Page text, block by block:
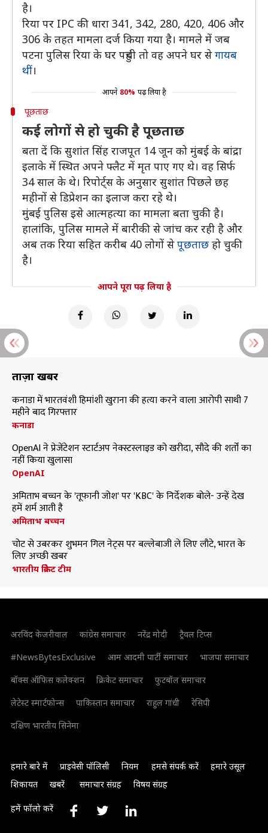
है।
रिया पर IPC की धारा 341, 342, 280, 420, 406 और
306 के तहत मामला दर्ज किया गया है। मामले में जब
पटना पुलिस रिया के घर पहुंची तो वह अपने घर सेगायब
थीं।
आपने 80% पढ़ लिया है
पूछताछ
कई लोगों से हो चुकी है पूछताछ
बता दें कि सुशांत सिंह राजपूत 14 जून को मुंबई के बांद्रा
इलाके में स्थित अपने फ्लैट में मृत पाए गए थे। वह सिर्फ
34 साल के थे। रिपोर्ट्स के अनुसार सुशांत पिछले छह
महीनों से डिप्रेशन का इलाज करा रहे थे।
मुंबई पुलिस इसे आत्महत्या का मामला बता चुकी है।
हालांकि, पुलिस मामले में बारीकी से जांच कर रही है और
अब तक रिया सहित करीब 40 लोगों सेपूछताछ हो चुकी
है।
आपने पूरा पढ़ लिया है
ताज़ा खबरें
कनाडा में भारतवंशी हिमांशी खुराना की हत्या करने वाला आरोपी साथी 7
महीने बाद गिरफ्तार
कनाडा
OpenAI ने प्रेजेंटेशन स्टार्टअप नेक्स्टस्लाइड को खरीदा, सौदे की शर्तों का
नहीं किया खुलासा
OpenAI
अमिताभ बच्चन के 'तूफानी जोश' पर 'KBC' के निर्देशक बोले- उन्हें देख
हमें शर्म आती है
अमिताभ बच्चन
चोट से उबरकर शुभमन गिल नेट्स पर बल्लेबाजी ले लिए लौटे, भारत के
लिए अच्छी खबर
भारतीय क्रिकेट टीम
अरविंद केजरीवाल कांग्रेस समाचार नरेंद्र मोदी
ट्रैवल टिप्स
#NewsBytesExclusive
आम आदमी पार्टी समाचार
भाजपा समाचार
बॉक्स ऑफिस कलेक्शन
क्रिकेट समाचार
फुटबॉल समाचार
लेटेस्ट स्मार्टफोन्स
पाकिस्तान समाचार राहुल गांधी
रेसिपी
दक्षिण भारतीय सिनेमा
हमारे बारे में प्राइवेसी पॉलिसी नियम हमसे संपर्क करें
हमारे उसूल
शिकायत
खबरें समाचार संग्रह विषय संग्रह
हमें फॉलो करें